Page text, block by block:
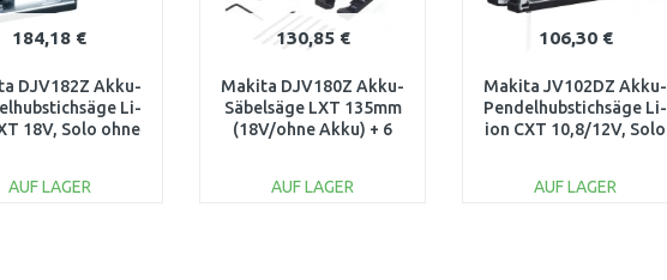
184,18 €
DJV182Z Akku-
Li-
18V, Solo ohne
AUF LAGER
130,85 €
Makita DJV180Z Akku-
Säbelsäge LXT 135mm
(18V/ohne Akku) + 6
AUF LAGER
106,30 €
Makita JV102DZ Akku-
Pendelhubstichsäge Li-
ion CXT 10,8/12V, Solo
AUF LAGER